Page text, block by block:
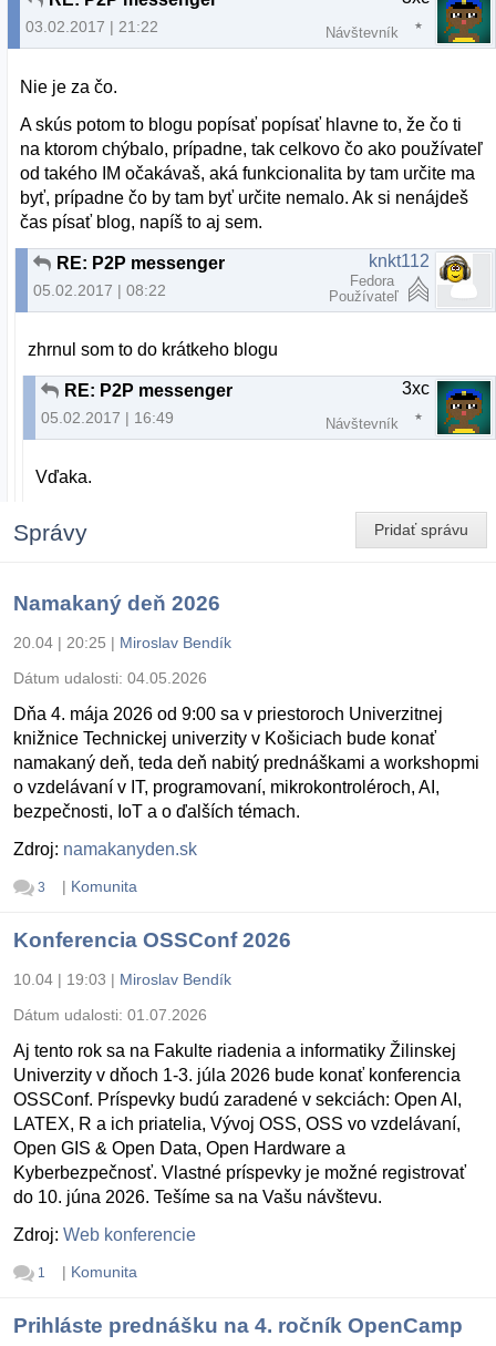
03.02.2017 | 21:22 Návštevník
Nie je za čo.
A skús potom to blogu popísať popísať hlavne to, že čo ti
na ktorom chýbalo, prípadne, tak celkovo čo ako používateľ
od takého IM očakávaš, aká funkcionalita by tam určite ma
byť, prípadne čo by tam byť určite nemalo. Ak si nenájdeš
čas písať blog, napíš to aj sem.
RE: P2P messenger
05.02.2017 | 08:22
knkt112
Fedora
Používateľ
zhrnul som to do krátkeho blogu
RE: P2P messenger
05.02.2017 | 16:49
3xc
Návštevník
Vďaka.
Pridať správu
Správy
Namakaný deň 2026
20.04 | 20:25 | Miroslav Bendík
Dátum udalosti: 04.05.2026
Dňa 4. mája 2026 od 9:00 sa v priestoroch Univerzitnej
knižnice Technickej univerzity v Košiciach bude konať
namakaný deň, teda deň nabitý prednáškami a workshopmi
o vzdelávaní v IT, programovaní, mikrokontroléroch, AI,
bezpečnosti, IoT a o ďalších témach.
Zdroj: namakanyden.sk
3 | Komunita
Konferencia OSSConf 2026
10.04 | 19:03 | Miroslav Bendík
Dátum udalosti: 01.07.2026
Aj tento rok sa na Fakulte riadenia a informatiky Žilinskej
Univerzity v dňoch 1-3. júla 2026 bude konať konferencia
OSSConf. Príspevky budú zaradené v sekciách: Open AI,
LATEX, R a ich priatelia, Vývoj OSS, OSS vo vzdelávaní,
Open GIS & Open Data, Open Hardware a
Kyberbezpečnosť. Vlastné príspevky je možné registrovať
do 10. júna 2026. Tešíme sa na Vašu návštevu.
Zdroj: Web konferencie
1 | Komunita
Prihláste prednášku na 4. ročník OpenCamp